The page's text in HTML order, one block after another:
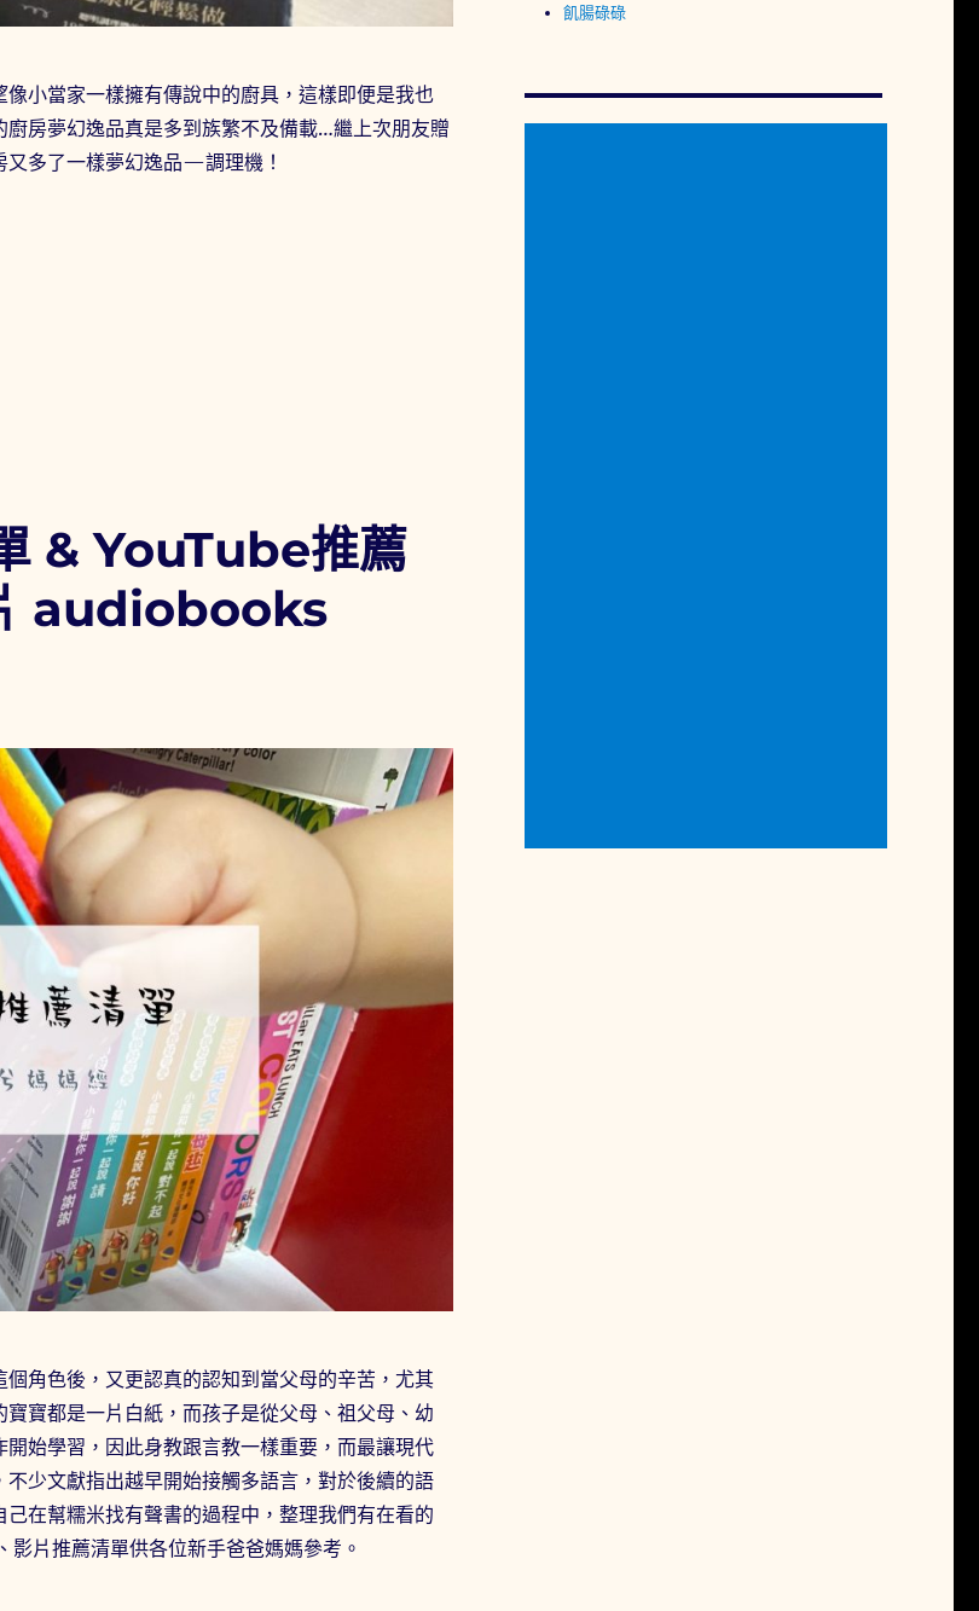
小當家一樣擁有傳說中的廚具，這樣即便是我也
房夢幻逸品真是多到族繁不及備載…繼上次朋友贈
又多了一樣夢幻逸品—調理機！
手的傳說中的廚具之「營養大師-不鏽鋼調理機T-271 (鋼杯款)」無論是健康養生的綠拿鐵或醬料都超Easy〉
& YouTube推薦
audiobooks
角色後，又更認真的認知到當父母的辛苦，尤其
寶都是一片白紙，而孩子是從父母、祖父母、幼
始學習，因此身教跟言教一樣重要，而最讓現代
少文獻指出越早開始接觸多語言，對於後續的語
在幫糯米找有聲書的過程中，整理我們有在看的
片推薦清單供各位新手爸爸媽媽參考。
飢腸碌碌